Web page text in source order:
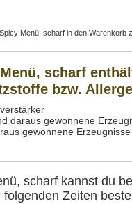
Menü, scharf in den Warenkorb
scharf
bzw.
daraus gewonnene
gewonnene
scharf kannst du
Zeiten